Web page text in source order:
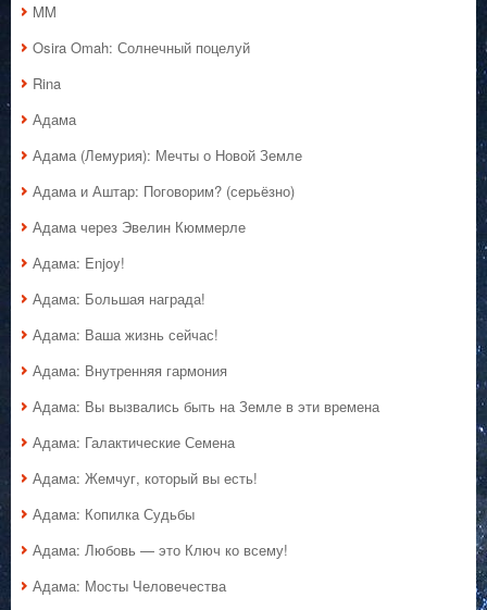
MM
Osira Omah: Солнечный поцелуй
Rina
Адама
Адама (Лемурия): Мечты о Новой Земле
Адама и Аштар: Поговорим? (серьёзно)
Адама через Эвелин Кюммерле
Адама: Enjoy!
Адама: Большая награда!
Адама: Ваша жизнь сейчас!
Адама: Внутренняя гармония
Адама: Вы вызвались быть на Земле в эти времена
Адама: Галактические Семена
Адама: Жемчуг, который вы есть!
Адама: Копилка Судьбы
Адама: Любовь — это Ключ ко всему!
Адама: Мосты Человечества